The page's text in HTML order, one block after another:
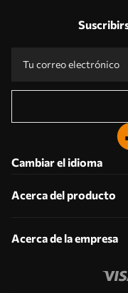
Cambiar el idioma
Acerca del producto
Acerca de la empresa